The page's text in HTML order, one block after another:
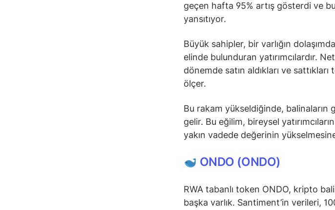
geçen hafta 95% artış gösterdi ve
yansıtıyor.
Büyük sahipler, bir varlığın
elinde bulunduran yatırımcılardır.
dönemde satın aldıkları ve
ölçer.
Bu rakam yükseldiğinde, balinaların
gelir. Bu eğilim, bireysel
yakın vadede değerinin
ONDO (ONDO)
RWA tabanlı token ONDO, kripto
başka varlık. Santiment’in verileri,